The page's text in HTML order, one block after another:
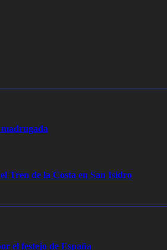
Tren de la Costa en San Isidro
el festejo de España